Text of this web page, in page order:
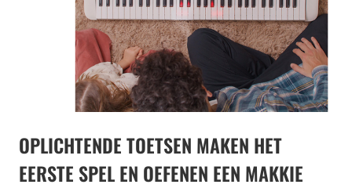
OPLICHTENDE TOETSEN MAKEN HET
EERSTE SPEL EN OEFENEN EEN MAKKIE